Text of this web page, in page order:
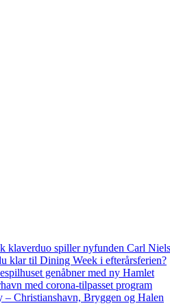
klaverduo spiller nyfunden Carl
klar til Dining Week i efterårsferien?
genåbner med ny Hamlet
med corona-tilpasset program
– Christianshavn, Bryggen og Halen